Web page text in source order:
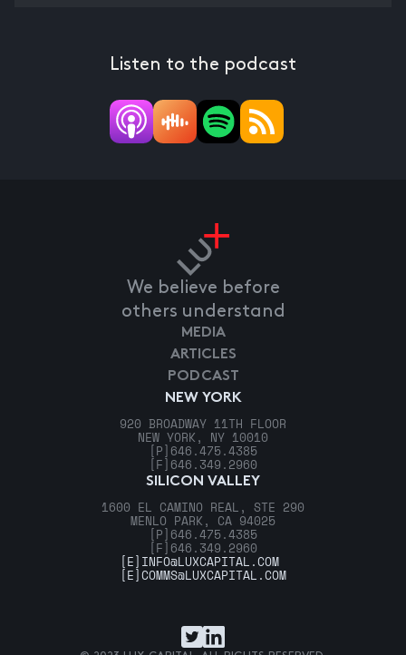
Listen to the podcast
We believe before
others understand
NEW YORK
920 BROADWAY 11TH FLOOR
NEW YORK, NY 10010
[P] 646.475.4385
[F] 646.349.2960
SILICON VALLEY
1600 EL CAMINO REAL, STE 290
MENLO PARK, CA 94025
[P] 646.475.4385
[F] 646.349.2960
MEDIA
ARTICLES
PODCAST
[E] INFO@LUXCAPITAL.COM
[E]COMMS@LUXCAPITAL.COM